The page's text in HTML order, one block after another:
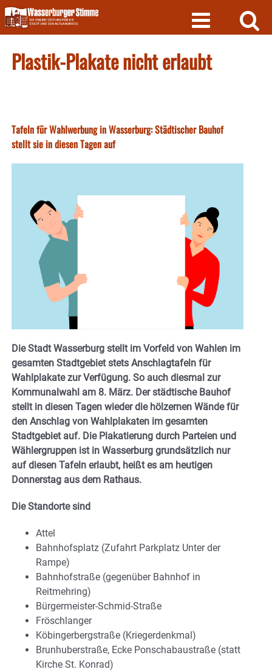
Skip
to
content
Plastik-Plakate nicht erlaubt
Tafeln für Wahlwerbung in Wasserburg: Städtischer Bauhof
stellt sie in diesen Tagen auf
Die Stadt Wasserburg stellt im Vorfeld von Wahlen im
gesamten Stadtgebiet stets Anschlagtafeln für
Wahlplakate zur Verfügung. So auch diesmal zur
Kommunalwahl am 8. März. Der städtische Bauhof
stellt in diesen Tagen wieder die hölzernen Wände für
den Anschlag von Wahlplakaten im gesamten
Stadtgebiet auf. Die Plakatierung durch Parteien und
Wählergruppen ist in Wasserburg grundsätzlich nur
auf diesen Tafeln erlaubt, heißt es am heutigen
Donnerstag aus dem Rathaus.
Die Standorte sind
Attel
Bahnhofsplatz (Zufahrt Parkplatz Unter der
Rampe)
Bahnhofstraße (gegenüber Bahnhof in
Reitmehring)
Bürgermeister-Schmid-Straße
Fröschlanger
Köbingerbergstraße (Kriegerdenkmal)
Brunhuberstraße, Ecke Ponschabaustraße (statt
Kirche St. Konrad)